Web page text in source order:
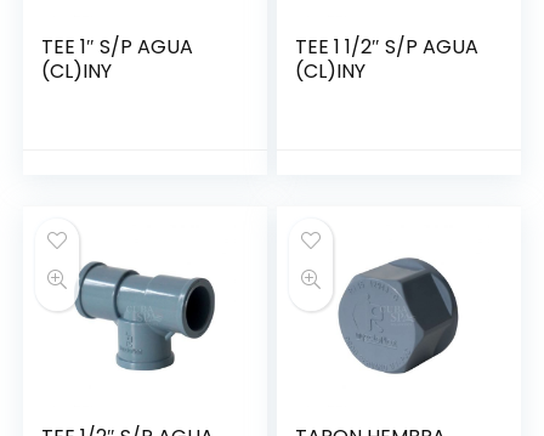
TEE 1″ S/P AGUA
(CL)INY
TEE 1 1/2″ S/P AGUA
(CL)INY